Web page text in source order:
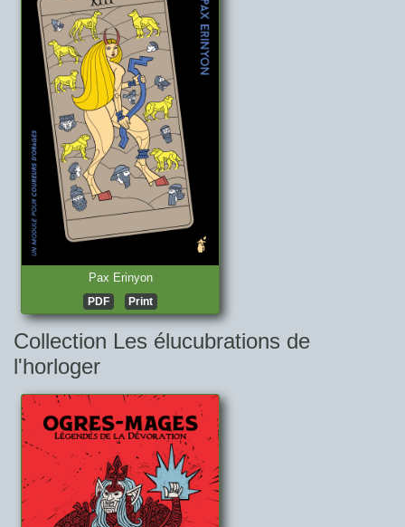
Pax Erinyon
PDF Print
Collection Les élucubrations de
l'horloger